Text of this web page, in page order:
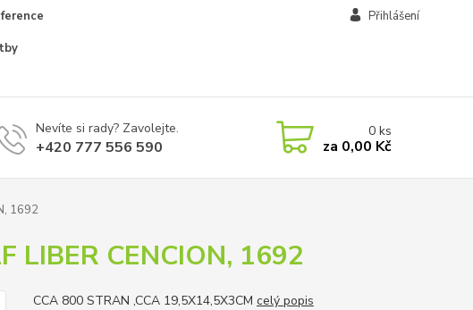
Přihlášení
Nevíte si rady? Zavolejte.
+420 777 556 590
0ks
za 0,00 Kč
1692
LIBER CENCION, 1692
CCA 800 STRAN ,CCA 19,5X14,5X3CM celý popis